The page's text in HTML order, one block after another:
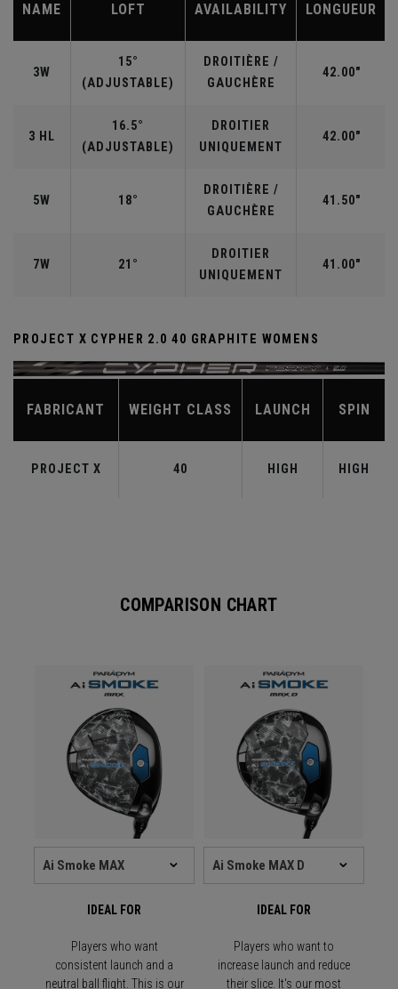
NAME LOFT AVAILABILITY LONGUEUR
3W
15°
(ADJUSTABLE)
DROITIÈRE /
GAUCHÈRE
42.00"
3 HL
16.5°
(ADJUSTABLE)
DROITIER
UNIQUEMENT
42.00"
5W 18°
DROITIÈRE /
GAUCHÈRE
41.50"
7W 21°
DROITIER
UNIQUEMENT
41.00"
PROJECT X CYPHER 2.0 40 GRAPHITE WOMENS
FABRICANT WEIGHT CLASS LAUNCH SPIN
PROJECT X 40 HIGH HIGH
COMPARISON CHART
IDEAL FOR IDEAL FOR
Players who want
consistent launch and a
neutral ball flight. This is our
Players who want to
increase launch and reduce
their slice. It's our most